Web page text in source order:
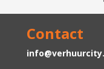
Contact